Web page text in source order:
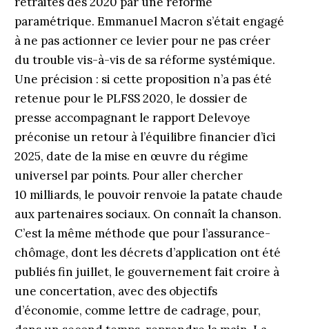
paramétrique. Emmanuel Macron s’était engagé
à ne pas actionner ce levier pour ne pas créer
du trouble vis-à-vis de sa réforme systémique.
Une précision : si cette proposition n’a pas été
retenue pour le PLFSS 2020, le dossier de
presse accompagnant le rapport Delevoye
préconise un retour à l’équilibre financier d’ici
2025, date de la mise en œuvre du régime
universel par points. Pour aller chercher
10 milliards, le pouvoir renvoie la patate chaude
aux partenaires sociaux. On connaît la chanson.
C’est la même méthode que pour l’assurance-
chômage, dont les décrets d’application ont été
publiés fin juillet, le gouvernement fait croire à
une concertation, avec des objectifs
d’économie, comme lettre de cadrage, pour,